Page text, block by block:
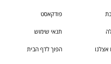
פודקאסט
תנאי שימוש
אצלנו הפוך לדף הבית